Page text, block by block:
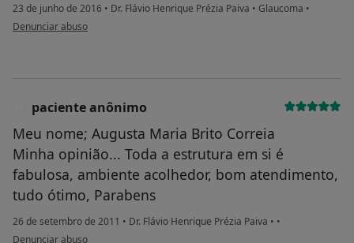
23 de junho de 2016 • Dr. Flávio Henrique Prézia Paiva • Glaucoma •
na opinião do utilizador Conta eliminada
Denunciar abuso
paciente anônimo
Meu nome; Augusta Maria Brito Correia
Minha opinião... Toda a estrutura em si é
fabulosa, ambiente acolhedor, bom atendimento,
tudo ótimo, Parabens
26 de setembro de 2011 • Dr. Flávio Henrique Prézia Paiva • •
na opinião do utilizador paciente anônimo
Denunciar abuso